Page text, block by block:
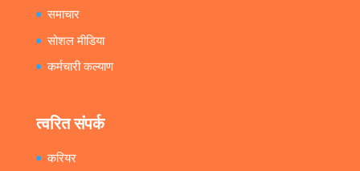
समाचार
सोशल मीडिया
कर्मचारी कल्याण
त्वरित संपर्क
करियर